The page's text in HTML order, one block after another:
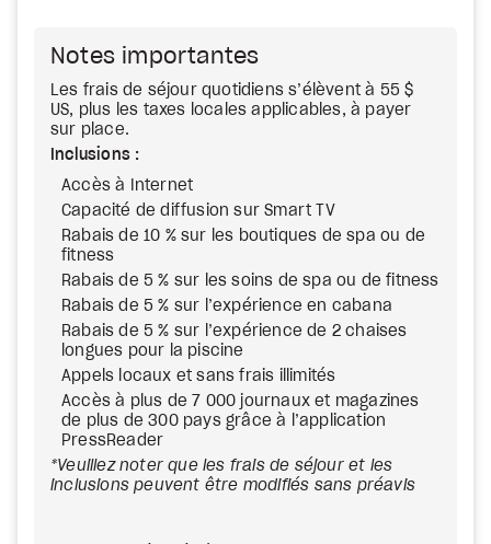
Notes importantes
Les frais de séjour quotidiens s’élèvent à 55 $
US, plus les taxes locales applicables, à payer
sur place.
Inclusions :
Accès à Internet
Capacité de diffusion sur Smart TV
Rabais de 10 % sur les boutiques de spa ou de
fitness
Rabais de 5 % sur les soins de spa ou de fitness
Rabais de 5 % sur l’expérience en cabana
Rabais de 5 % sur l’expérience de 2 chaises
longues pour la piscine
Appels locaux et sans frais illimités
Accès à plus de 7 000 journaux et magazines
de plus de 300 pays grâce à l’application
PressReader
*Veuillez noter que les frais de séjour et les
inclusions peuvent être modifiés sans préavis